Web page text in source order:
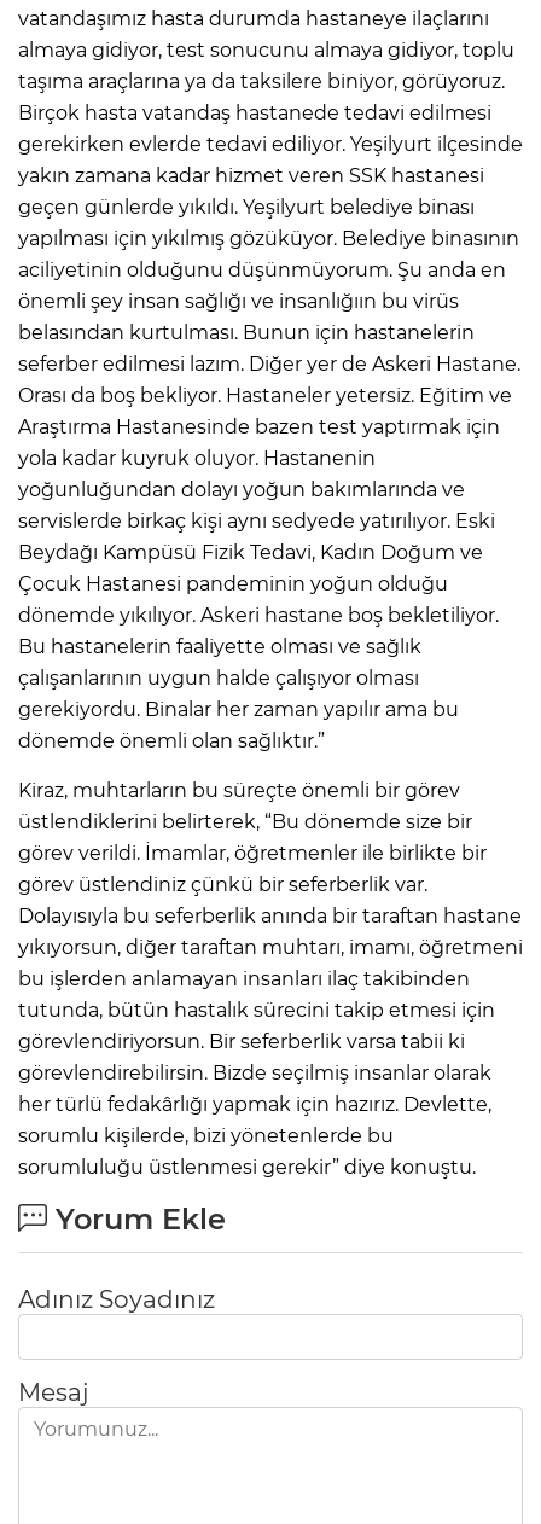
vatandaşımız hasta durumda hastaneye ilaçlarını
almaya gidiyor, test sonucunu almaya gidiyor, toplu
taşıma araçlarına ya da taksilere biniyor, görüyoruz.
Birçok hasta vatandaş hastanede tedavi edilmesi
gerekirken evlerde tedavi ediliyor. Yeşilyurt ilçesinde
yakın zamana kadar hizmet veren SSK hastanesi
geçen günlerde yıkıldı. Yeşilyurt belediye binası
yapılması için yıkılmış gözüküyor. Belediye binasının
aciliyetinin olduğunu düşünmüyorum. Şu anda en
önemli şey insan sağlığı ve insanlığıın bu virüs
belasından kurtulması. Bunun için hastanelerin
seferber edilmesi lazım. Diğer yer de Askeri Hastane.
Orası da boş bekliyor. Hastaneler yetersiz. Eğitim ve
Araştırma Hastanesinde bazen test yaptırmak için
yola kadar kuyruk oluyor. Hastanenin
yoğunluğundan dolayı yoğun bakımlarında ve
servislerde birkaç kişi aynı sedyede yatırılıyor. Eski
Beydağı Kampüsü Fizik Tedavi, Kadın Doğum ve
Çocuk Hastanesi pandeminin yoğun olduğu
dönemde yıkılıyor. Askeri hastane boş bekletiliyor.
Bu hastanelerin faaliyette olması ve sağlık
çalışanlarının uygun halde çalışıyor olması
gerekiyordu. Binalar her zaman yapılır ama bu
dönemde önemli olan sağlıktır.”
Kiraz, muhtarların bu süreçte önemli bir görev
üstlendiklerini belirterek, “Bu dönemde size bir
görev verildi. İmamlar, öğretmenler ile birlikte bir
görev üstlendiniz çünkü bir seferberlik var.
Dolayısıyla bu seferberlik anında bir taraftan hastane
yıkıyorsun, diğer taraftan muhtarı, imamı, öğretmeni
bu işlerden anlamayan insanları ilaç takibinden
tutunda, bütün hastalık sürecini takip etmesi için
görevlendiriyorsun. Bir seferberlik varsa tabii ki
görevlendirebilirsin. Bizde seçilmiş insanlar olarak
her türlü fedakârlığı yapmak için hazırız. Devlette,
sorumlu kişilerde, bizi yönetenlerde bu
sorumluluğu üstlenmesi gerekir” diye konuştu.
Yorum Ekle
Adınız Soyadınız
Mesaj